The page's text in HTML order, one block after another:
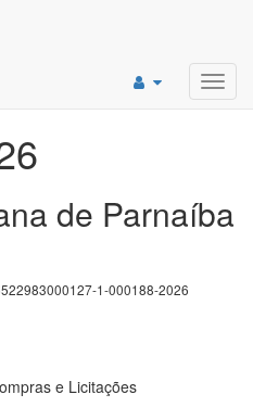
de Parnaíba
1-000188-2026
e Licitações